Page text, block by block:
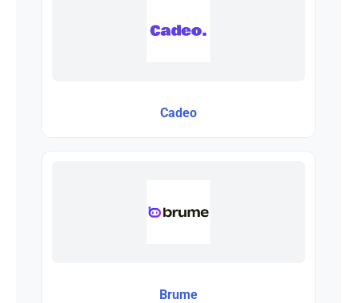
Cadeo
Brume